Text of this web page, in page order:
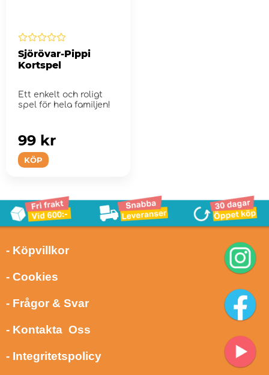
Sjörövar-Pippi
Kortspel
Ett enkelt och roligt
spel för hela familjen!
KÖP
99 kr
- Köpvillkor
- Cookies
- Frågor & Svar
- Kontakta Oss
- Integritetspolicy